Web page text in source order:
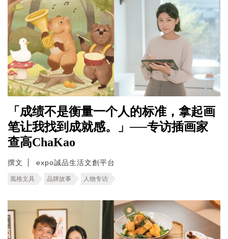
「成绩不是衡量一个人的标准，拿起画
笔让我找到成就感。」──专访插画家
查高ChaKao
撰文 expo誠品生活文創平台
風格文具 品牌故事 人物专访